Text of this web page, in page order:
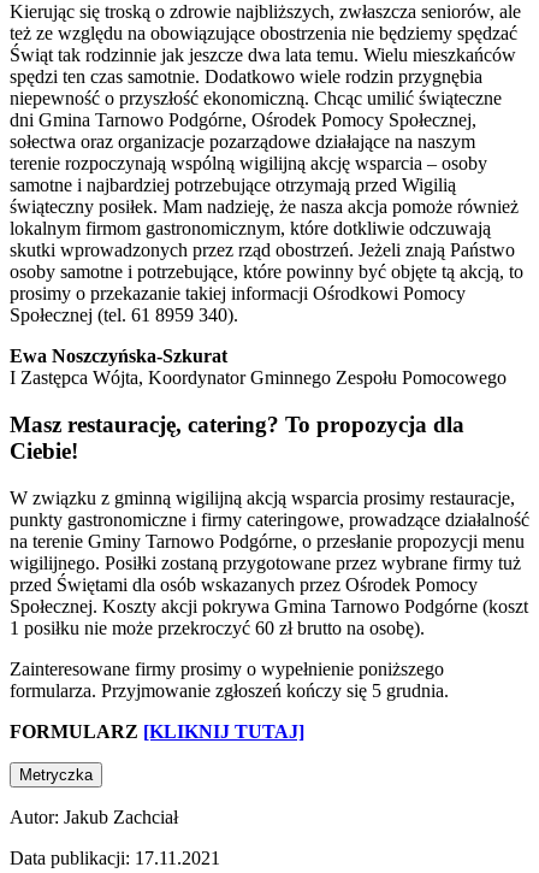
Kierując się troską o zdrowie najbliższych, zwłaszcza seniorów, ale
też ze względu na obowiązujące obostrzenia nie będziemy spędzać
Świąt tak rodzinnie jak jeszcze dwa lata temu. Wielu mieszkańców
spędzi ten czas samotnie. Dodatkowo wiele rodzin przygnębia
niepewność o przyszłość ekonomiczną. Chcąc umilić świąteczne
dni Gmina Tarnowo Podgórne, Ośrodek Pomocy Społecznej,
sołectwa oraz organizacje pozarządowe działające na naszym
terenie rozpoczynają wspólną wigilijną akcję wsparcia – osoby
samotne i najbardziej potrzebujące otrzymają przed Wigilią
świąteczny posiłek. Mam nadzieję, że nasza akcja pomoże również
lokalnym firmom gastronomicznym, które dotkliwie odczuwają
skutki wprowadzonych przez rząd obostrzeń. Jeżeli znają Państwo
osoby samotne i potrzebujące, które powinny być objęte tą akcją, to
prosimy o przekazanie takiej informacji Ośrodkowi Pomocy
Społecznej (tel. 61 8959 340).
Ewa Noszczyńska-Szkurat
I Zastępca Wójta, Koordynator Gminnego Zespołu Pomocowego
Masz restaurację, catering? To propozycja dla
Ciebie!
W związku z gminną wigilijną akcją wsparcia prosimy restauracje,
punkty gastronomiczne i firmy cateringowe, prowadzące działalność
na terenie Gminy Tarnowo Podgórne, o przesłanie propozycji menu
wigilijnego. Posiłki zostaną przygotowane przez wybrane firmy tuż
przed Świętami dla osób wskazanych przez Ośrodek Pomocy
Społecznej. Koszty akcji pokrywa Gmina Tarnowo Podgórne (koszt
1 posiłku nie może przekroczyć 60 zł brutto na osobę).
Zainteresowane firmy prosimy o wypełnienie poniższego
formularza. Przyjmowanie zgłoszeń kończy się 5 grudnia.
FORMULARZ [KLIKNIJ TUTAJ]
Metryczka
Autor: Jakub Zachciał
Data publikacji: 17.11.2021